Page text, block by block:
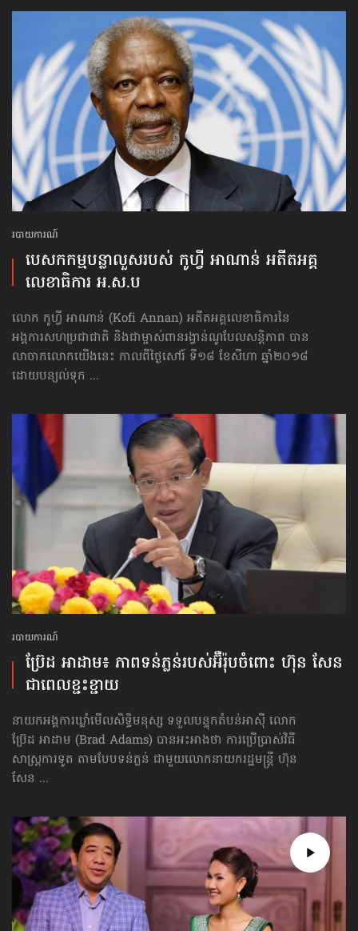
របាយការណ៍
បេសកកម្មបន្លា​លួស​​របស់ កូហ្វី អាណាន់ អតីត​អគ្គ
លេខាធិការ អ.ស.ប
លោក កូហ្វី អាណាន់ (Kofi Annan) អតីត​អគ្គលេខាធិការ​នៃ
អង្គការ​សហប្រជាជាតិ និងជាម្ចាស់​ពានរង្វាន់​ណូបែល​សន្តិភាព បាន
លាចាកលោក​យើងនេះ កាលពីថ្ងៃសៅរ៍ ទី១៨ ខែសីហា ឆ្នាំ២០១៨
ដោយបន្យល់ទុក ...
របាយការណ៍
ប្រ៊ែដ អាដាម៖ ភាព​ទន់ភ្លន់​របស់​អ៊ឺរ៉ុប​ចំពោះ ហ៊ុន សែន
ជា​ពេលខ្ជះខ្ជាយ
នាយកអង្គការឃ្លាំមើលសិទ្ធិមនុស្ស ទទួលបន្ទុកតំបន់អាស៊ី លោក
ប្រ៊ែដ អាដាម (Brad Adams) បានអះអាង​ថា ការប្រើប្រាស់​វិធី
សាស្ត្រ​ការទូត តាមបែបទន់ភ្លន់ ជាមួយលោកនាយករដ្ឋមន្ត្រី ហ៊ុន
សែន ...